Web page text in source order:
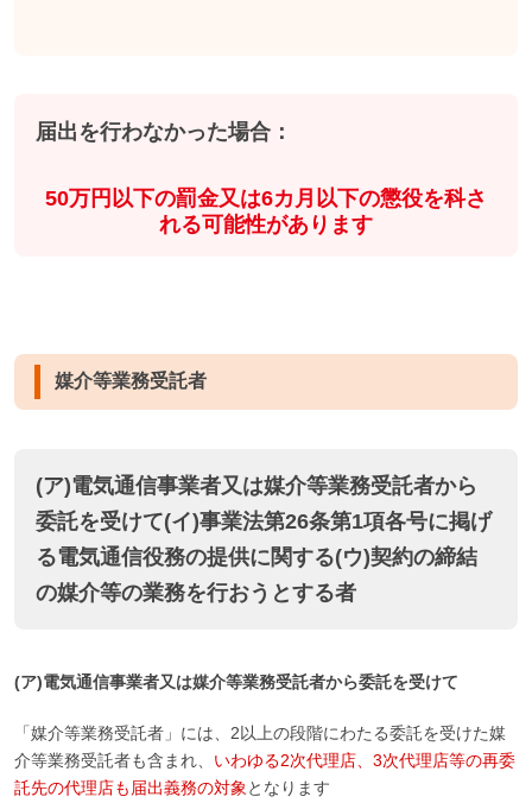
届出を行わなかった場合：
50万円以下の罰金又は6カ月以下の懲役を科さ
れる可能性があります
媒介等業務受託者
(ア)電気通信事業者又は媒介等業務受託者から
委託を受けて(イ)事業法第26条第1項各号に掲げ
る電気通信役務の提供に関する(ウ)契約の締結
の媒介等の業務を行おうとする者
(ア)電気通信事業者又は媒介等業務受託者から委託を受けて
「媒介等業務受託者」には、2以上の段階にわたる委託を受けた媒
介等業務受託者も含まれ、 いわゆる2次代理店、3次代理店等の再委
託先の代理店も届出義務の対象 となります